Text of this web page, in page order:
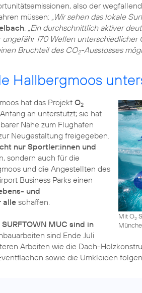
also der
müssen: „Wir sehen das lokale
. „Ein durchschnittlich aktiver
170 Wellen unterschiedlicher
Bruchteil des CO2-Ausstosses
Hallbergmoos
Mit O2
hat das Projekt O2
an unterstützt; sie hat
Nähe zum Flughafen
Neugestaltung freigegeben.
nur Sportler:innen und
sondern auch für die
und die Angestellten des
Business Parks einen
und
alleschaffen.
SURFTOWN MUC sind in
sind Ende Juli
Arbeiten wie die Dach-
sowie die Umkleiden